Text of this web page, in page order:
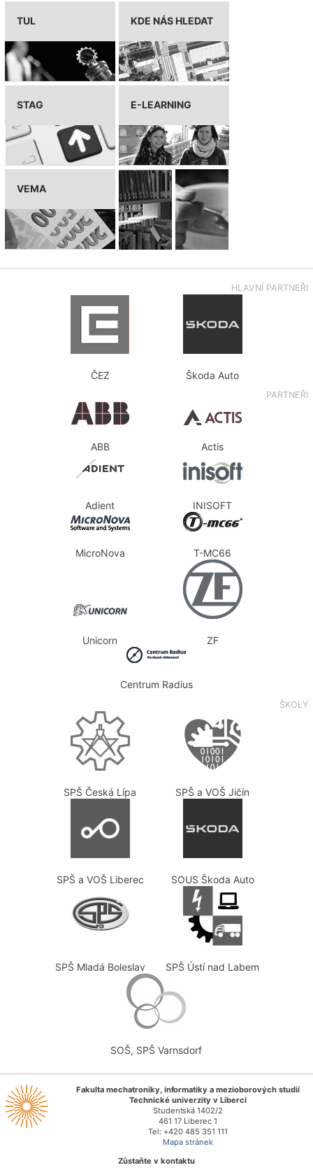
TUL KDE NÁS HLEDAT
STAG E-LEARNING
VEMA
HLAVNÍ PARTNEŘI
ČEZ Škoda Auto
PARTNEŘI
ABB Actis
Adient INISOFT
MicroNova T-MC66
Unicorn ZF
Centrum Radius
ŠKOLY
SPŠ Česká Lípa SPŠ a VOŠ Jičín
SPŠ a VOŠ Liberec SOUS Škoda Auto
SPŠ Mladá Boleslav SPŠ Ústí nad Labem
SOŠ, SPŠ Varnsdorf
Fakulta mechatroniky, informatiky a mezioborových studií
Technické univerzity v Liberci
Studentská 1402/2
461 17 Liberec 1
Tel: +420 485 351 111
Mapa stránek
Zůstaňte v kontaktu